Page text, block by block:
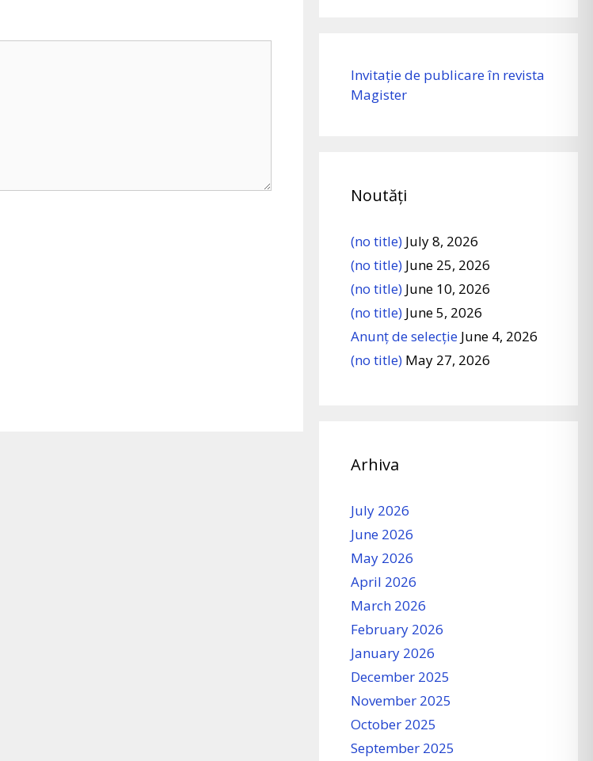
Invitație de publicare în revista
Magister
Noutăți
(no title) July 8, 2026
(no title) June 25, 2026
(no title) June 10, 2026
(no title) June 5, 2026
Anunț de selecție June 4, 2026
(no title) May 27, 2026
Arhiva
July 2026
June 2026
May 2026
April 2026
March 2026
February 2026
January 2026
December 2025
November 2025
October 2025
September 2025